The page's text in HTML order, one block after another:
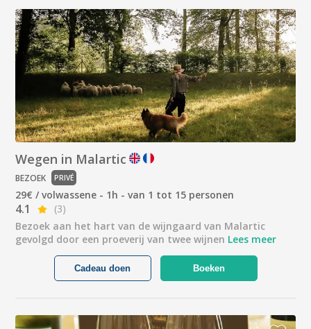
Wegen in Malartic
BEZOEK PRIVÉ
29€ / volwassene - 1h - van 1 tot 15 personen
4.1
(3)
Bezoek aan het hart van de wijngaard van Malartic
gevolgd door een proeverij van twee wijnen Lees meer
Boeken
Cadeau doen